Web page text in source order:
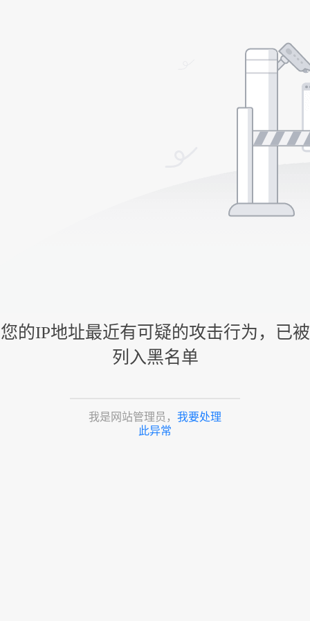
您的IP地址最近有可疑的攻击行为，已被
列入黑名单
我是网站管理员， 我要处理
此异常